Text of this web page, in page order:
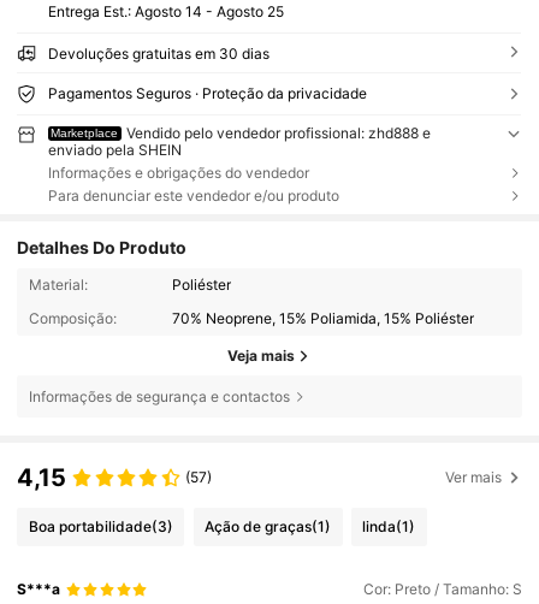
Entrega Est.: Agosto 14 - Agosto 25
Devoluções gratuitas em 30 dias
Pagamentos Seguros · Proteção da privacidade
Marketplace
Vendido pelo vendedor profissional: zhd888 e
enviado pela SHEIN
Informações e obrigações do vendedor
Para denunciar este vendedor e/ou produto
Detalhes Do Produto
Material:
Poliéster
Composição:
70% Neoprene, 15% Poliamida, 15% Poliéster
Veja mais
Informações de segurança e contactos
4,15 (57) Ver mais
Boa portabilidade(3) Ação de graças(1) linda(1)
S***a Cor: Preto / Tamanho: S